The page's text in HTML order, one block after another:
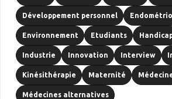
Développement personnel
Environnement Etudiants
Industrie Innovation Interview
Kinésithérapie Maternité
Médecines alternatives